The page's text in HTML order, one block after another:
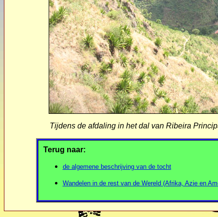
Tijdens de afdaling in het dal van Ribeira
Terug naar:
de algemene beschrijving van de tocht
Wandelen in de rest van de Wereld (Afrika, Azie en